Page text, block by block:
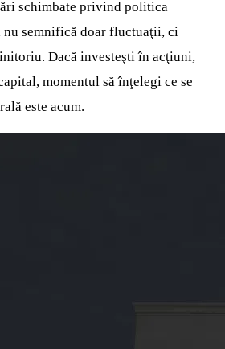
schimbate privind politica
nu semnifică doar fluctuaţii, ci
Dacă investeşti în acţiuni,
momentul să înţelegi ce se
este acum.